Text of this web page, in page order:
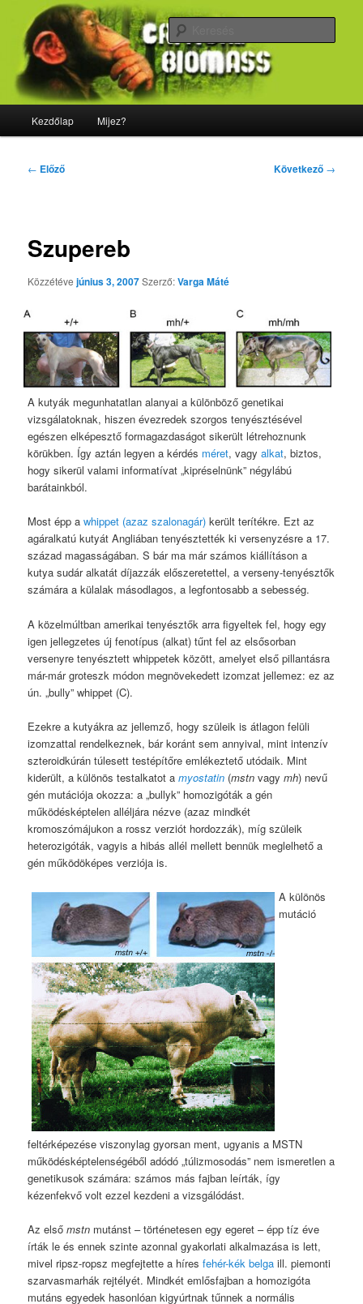
elsődleges
tartalomraCriticalBiomass
Majdnem minden, ami biológia
Kezdőlap Mijez?
Bejegyzés
← Előző Következő →
Szupereb
Közzétévejúnius 3, 2007Szerző:Varga Máté
A kutyák megunhatatlan alanyai a különböző genetikai
vizsgálatoknak, hiszen évezredek szorgos tenyésztésével
egészen elképesztő formagazdaságot sikerült létrehoznunk
körükben. Így aztán legyen a kérdés méret, vagyalkat, biztos,
hogy sikerül valami informatívat „kipréselnünk” négylábú
barátainkból.
Most épp awhippet (azaz szalonagár) került terítékre. Ezt az
agáralkatú kutyát Angliában tenyésztették ki versenyzésre a 17.
század magasságában. S bár ma már számos kiállításon a
kutya sudár alkatát díjazzák előszeretettel, a verseny-tenyésztők
számára a külalak másodlagos, a legfontosabb a sebesség.
A közelmúltban amerikai tenyésztők arra figyeltek fel, hogy egy
igen jellegzetes új fenotípus (alkat) tűnt fel az elsősorban
versenyre tenyésztett whippetek között, amelyet első pillantásra
már-már groteszk módon megnövekedett izomzat jellemez: ez az
ún. „bully” whippet (C).
Ezekre a kutyákra az jellemző, hogy szüleik is átlagon felüli
izomzattal rendelkeznek, bár koránt sem annyival, mint intenzív
szteroidkúrán túlesett testépítőre emlékeztető utódaik. Mint
kiderült, a különös testalkatot amyostatin (mstnvagymh) nevű
gén mutációja okozza: a „bullyk” homozigóták a gén
működésképtelen alléljára nézve (azaz mindkét
kromoszómájukon a rossz verziót hordozzák), míg szüleik
heterozigóták, vagyis a hibás allél mellett bennük meglelhető a
gén működöképes verziója is.
A különös
mutáció
feltérképezése viszonylag gyorsan ment, ugyanis a MSTN
működésképtelenségéből adódó „túlizmosodás” nem ismeretlen a
genetikusok számára: számos más fajban leírták, így
kézenfekvő volt ezzel kezdeni a vizsgálódást.
Az elsőmstn mutánst – történetesen egy egeret – épp tíz éve
írták le és ennek szinte azonnal gyakorlati alkalmazása is lett,
mivel ripsz-ropsz megfejtette a híresfehér-kék belga ill. piemonti
szarvasmarhák rejtélyét. Mindkét emlősfajban a homozigóta
mutáns egyedek hasonlóan kigyúrtnak tűnnek a normális